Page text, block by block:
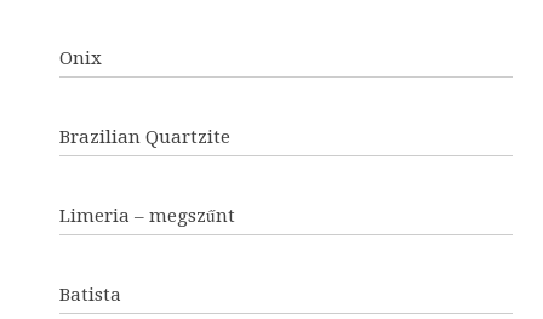
Onix
Brazilian Quartzite
Limeria – megszűnt
Batista